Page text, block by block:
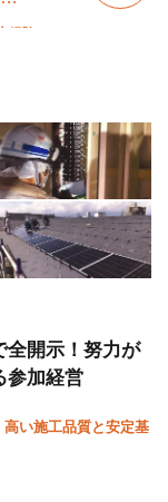
未経験OK
行OK
全開示！努力が
参加経営
い施工品質と安定基